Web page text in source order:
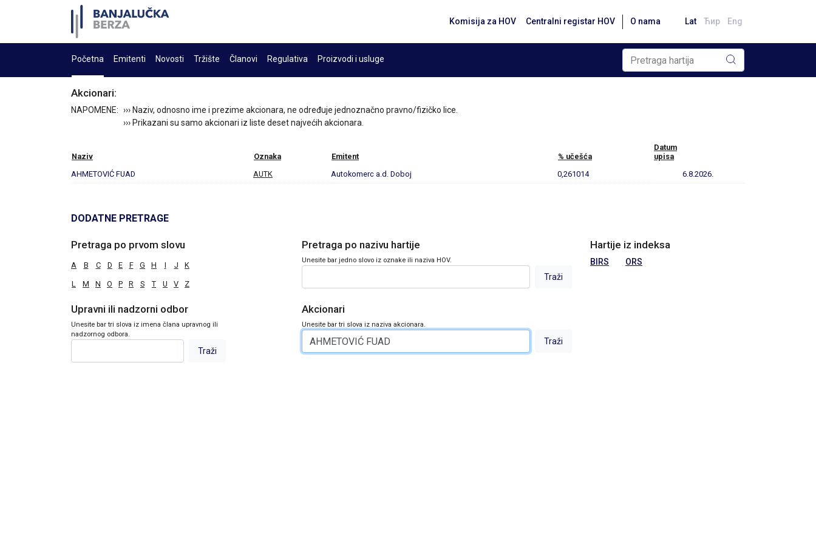
Komisija za HOV Centralni registar HOV O nama Lat Ћир Eng
Početna Emitenti Novosti Tržište Članovi Regulativa Proizvodi i usluge
Akcionari:
NAPOMENE: ››› Naziv, odnosno ime i prezime akcionara, ne određuje jednoznačno pravno/fizičko lice.
››› Prikazani su samo akcionari iz liste deset najvećih akcionara.
Naziv Oznaka Emitent % učešća
Datum
upisa
AHMETOVIĆ FUAD
AUTK Autokomerc a.d. Doboj 0,261014 6.8.2026.
DODATNE PRETRAGE
Pretraga po prvom slovu
A B C D E F G H I J K
L M N O P R S T U V Z
Pretraga po nazivu hartije
Unesite bar jedno slovo iz oznake ili naziva HOV.
Hartije iz indeksa
BIRS ORS
Upravni ili nadzorni odbor
Unesite bar tri slova iz imena člana upravnog ili
nadzornog odbora.
Akcionari
Unesite bar tri slova iz naziva akcionara.